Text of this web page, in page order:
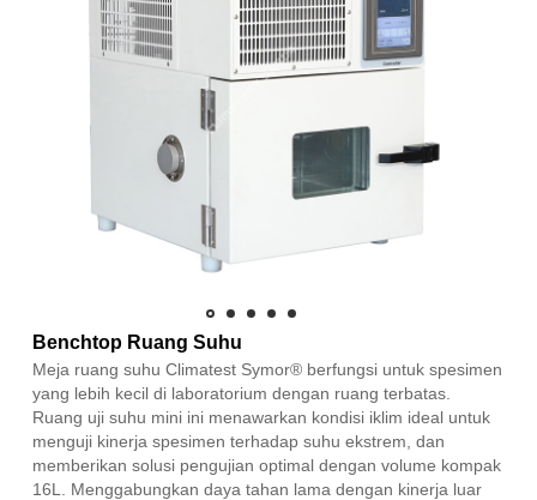
Benchtop Ruang Suhu
Meja ruang suhu Climatest Symor® berfungsi untuk spesimen
yang lebih kecil di laboratorium dengan ruang terbatas.
Ruang uji suhu mini ini menawarkan kondisi iklim ideal untuk
menguji kinerja spesimen terhadap suhu ekstrem, dan
memberikan solusi pengujian optimal dengan volume kompak
16L. Menggabungkan daya tahan lama dengan kinerja luar